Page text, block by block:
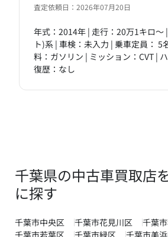
査定依頼日：2026年07月20日
年式：2014年 | 走行：20万1キロ～
ト)系 | 車検：未入力 | 乗車定員： 5
料：ガソリン | ミッション：CVT |
復歴：なし
千葉県の中古車買取店
に探す
千葉市中央区 千葉市花見川区
千葉